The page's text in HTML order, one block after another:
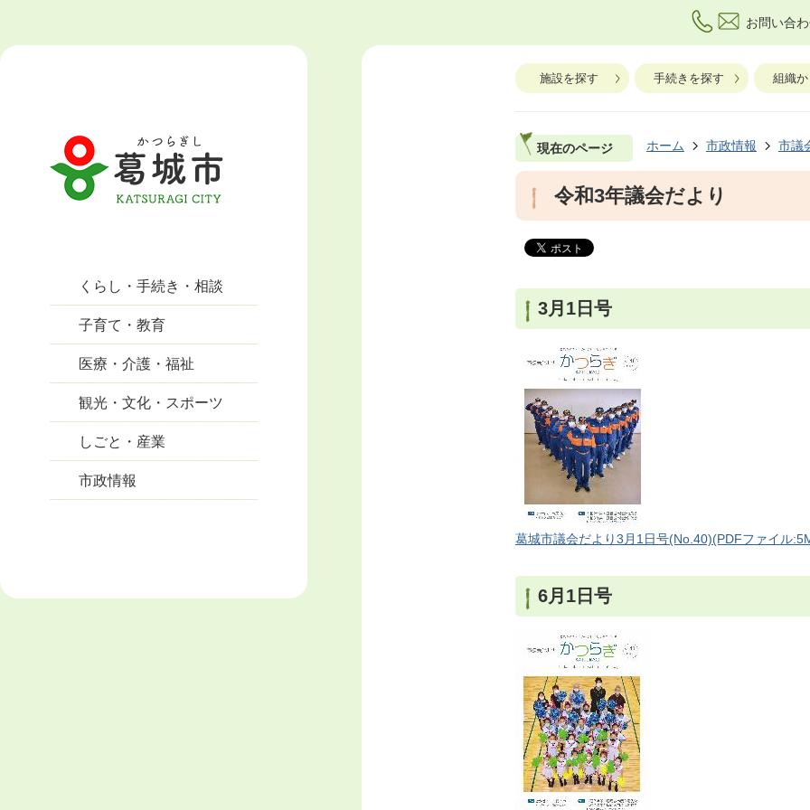
お問い合
くらし・手続き・相談
子育て・教育
医療・介護・福祉
観光・文化・スポーツ
しごと・産業
市政情報
施設を探す 手続きを探す 組織
現在のページ ホーム 市政情報 市議
令和3年議会だより
3月1日号
葛城市議会だより3月1日号(No.40)(PDFファイル
6月1日号